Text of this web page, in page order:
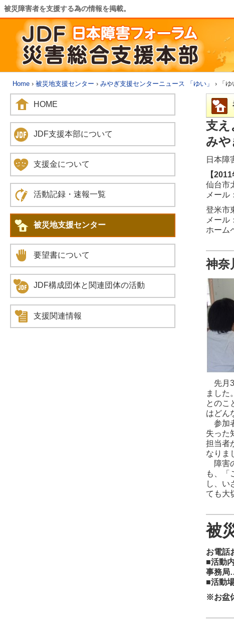
被災障害者を支援する為の情報を掲載。
Home › 被災地支援センター › みやぎ支援センターニュース 「ゆい」 › 「
支え
みや
日本障
【
仙台市
メール
登米市
メール
ホーム
神奈
先月
ました
とのこ
はどん
参加
失った
担当者
なりま
障害
も、「
し、い
ても大
被
お電
■活動
事務局
■活動
※お盆
HOME
JDF支援本部について
支援金について
活動記録・速報一覧
被災地支援センター
要望書について
JDF構成団体と関連団体の活動
支援関連情報